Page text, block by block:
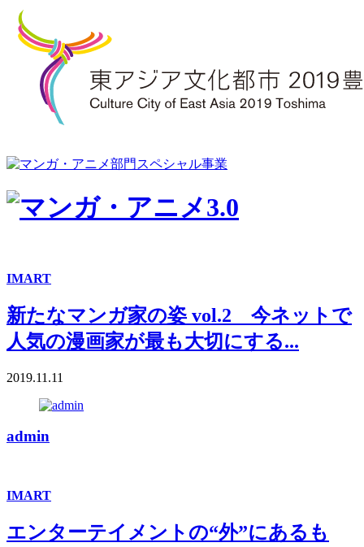
IMART
新たなマンガ家の姿 vol.2 今ネットで
人気の漫画家が最も大切にする...
2019.11.11
admin
IMART
エンターテイメントの“外”にあるも